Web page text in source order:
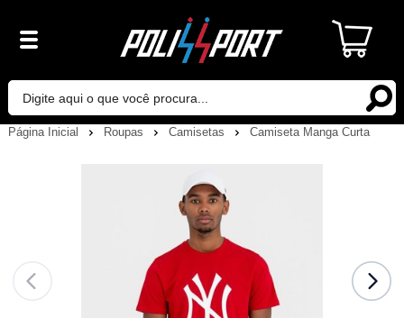
Página Inicial Roupas Camisetas Camiseta Manga Curta